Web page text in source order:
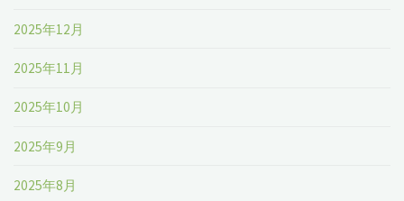
2025年12月
2025年11月
2025年10月
2025年9月
2025年8月